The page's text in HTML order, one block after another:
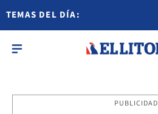
TEMAS DEL DÍA:
PUBLICIDAD